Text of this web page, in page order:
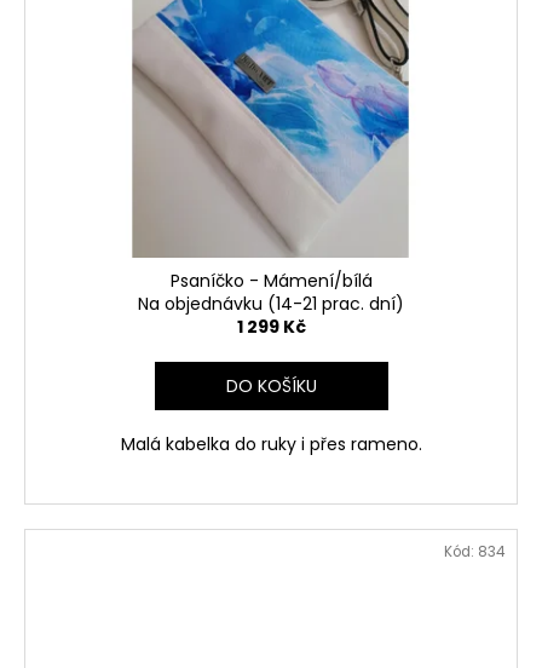
Psaníčko - Mámení/bílá
Na objednávku (14-21 prac. dní)
1 299 Kč
DO KOŠÍKU
Malá kabelka do ruky i přes rameno.
Kód: 834